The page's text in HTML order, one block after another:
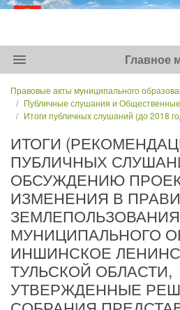
menu Главное
Правовые акты муниципального
Публичные слушания и
Итоги публичных слушаний (до 2018
ИТОГИ
ПУБЛИЧНЫХ
ОБСУЖДЕНИЮ
ИЗМЕНЕНИЯ В
МУНИЦИПАЛЬНОГО
ИНШИНСКОЕ
ТУЛЬСКОЙ ОБЛАСТИ,
УТВЕРЖДЕННЫЕ